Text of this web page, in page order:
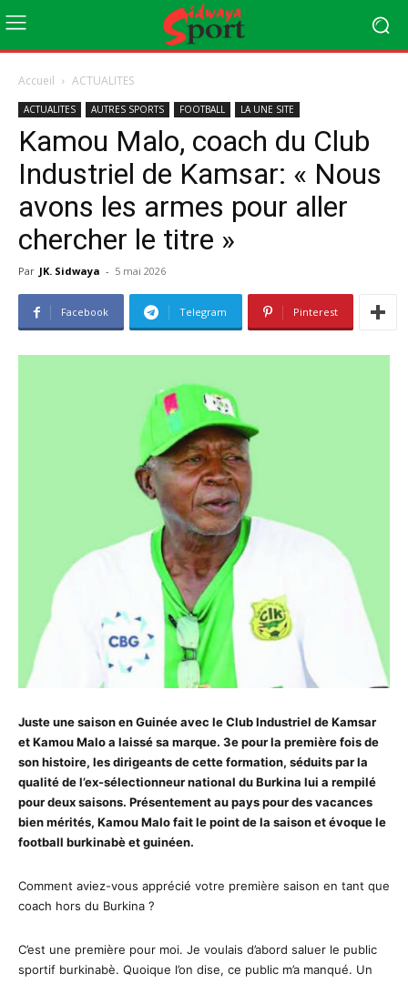
Accueil ACTUALITES
ACTUALITES AUTRES SPORTS FOOTBALL LA UNE SITE
Kamou Malo, coach du Club
Industriel de Kamsar: « Nous
avons les armes pour aller
chercher le titre »
Par JK. Sidwaya - 5 mai 2026
Facebook Telegram Pinterest
Juste une saison en Guinée avec le Club Industriel de Kamsar
et Kamou Malo a laissé sa marque. 3e pour la première fois de
son histoire, les dirigeants de cette formation, séduits par la
qualité de l’ex-sélectionneur national du Burkina lui a rempilé
pour deux saisons. Présentement au pays pour des vacances
bien mérités, Kamou Malo fait le point de la saison et évoque le
football burkinabè et guinéen.
Comment aviez-vous apprécié votre première saison en tant que
coach hors du Burkina ?
C’est une première pour moi. Je voulais d’abord saluer le public
sportif burkinabè. Quoique l’on dise, ce public m’a manqué. Un